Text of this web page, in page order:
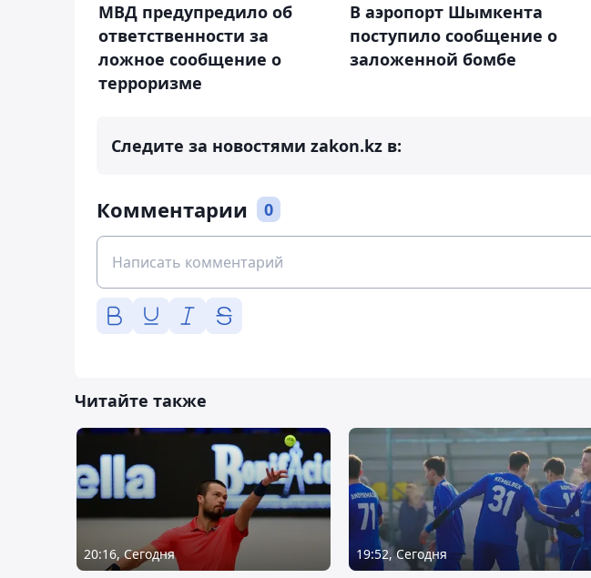
МВД предупредило об
ответственности за
ложное сообщение о
терроризме
В аэропорт Шымкента
поступило сообщение о
заложенной бомбе
Следите за новостями zakon.kz в:
Комментарии 0
Читайте также
20:16, Сегодня 19:52, Сегодня